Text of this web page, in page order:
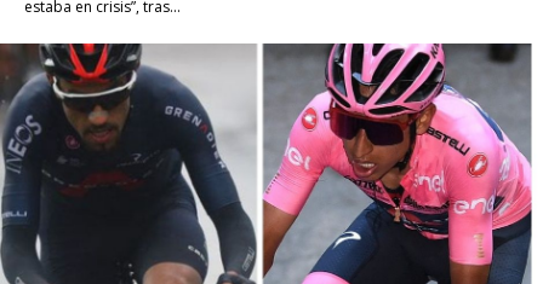
estaba en crisis”, tras...